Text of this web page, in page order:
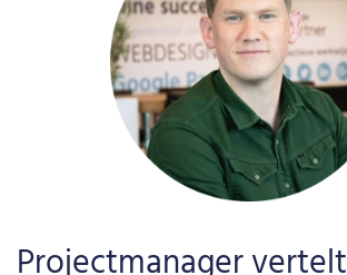
Projectmanager vertelt